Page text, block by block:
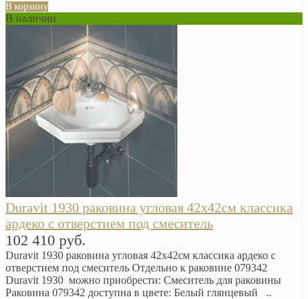
В корзину
В наличии
Duravit 1930 раковина угловая 42х42см классика
ардеко с отверстием под смеситель
102 410 руб.
Duravit 1930 раковина угловая 42х42см классика ардеко с
отверстием под смеситель Отдельно к раковине 079342
Duravit 1930 можно приобрести: Смеситель для раковины
Раковина 079342 доступна в цвете: Белый глянцевый ..